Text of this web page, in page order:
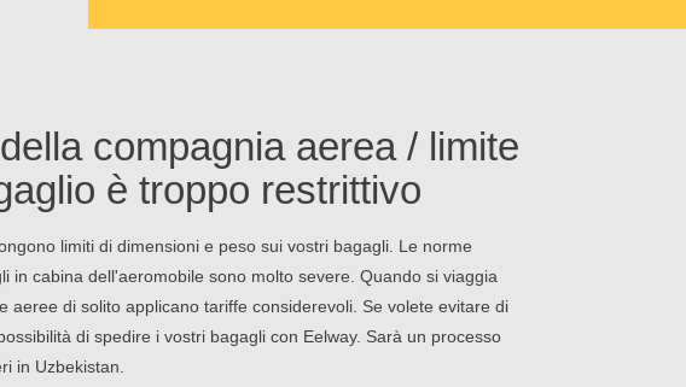
compagnia aerea / limite
è troppo restrittivo
limiti di dimensioni e peso sui vostri bagagli. Le norme
in cabina dell'aeromobile sono molto severe. Quando si viaggia
aeree di solito applicano tariffe considerevoli. Se volete evitare di
di spedire i vostri bagagli con Eelway. Sarà un processo
in Uzbekistan.